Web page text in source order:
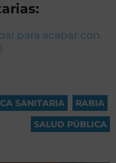
para acabar con
SANITARIA RABIA
SALUD PÚBLICA